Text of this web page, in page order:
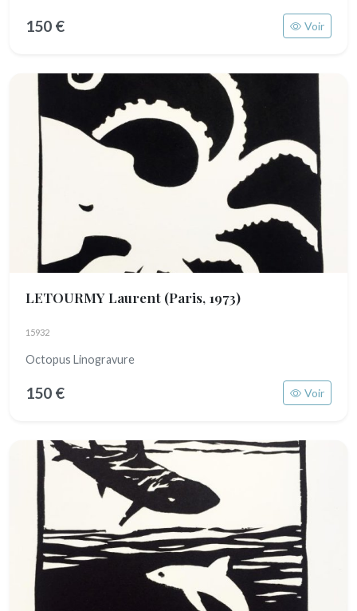
150 € Voir
LETOURMY Laurent (Paris, 1973)
15932
Octopus Linogravure
150 € Voir